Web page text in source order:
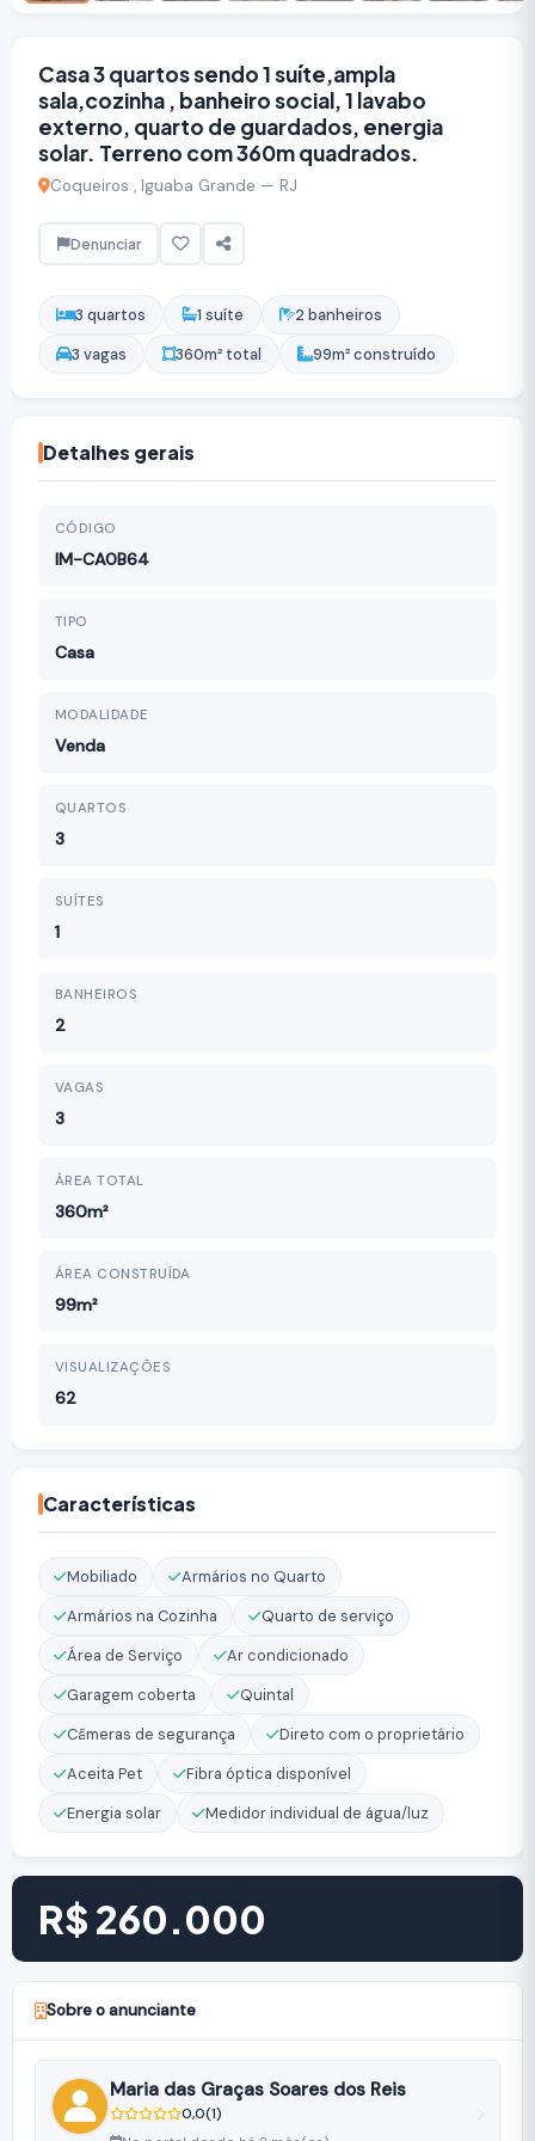
Casa 3 quartos sendo 1 suíte,ampla
sala,cozinha , banheiro social, 1 lavabo
externo, quarto de guardados, energia
solar. Terreno com 360m quadrados.
Coqueiros , Iguaba Grande — RJ
Denunciar
3 quartos 1 suíte
2 banheiros
3 vagas
360m² total 99m² construído
Detalhes gerais
CÓDIGO
IM-CA0B64
TIPO
Casa
MODALIDADE
Venda
QUARTOS
3
SUÍTES
1
BANHEIROS
2
VAGAS
3
ÁREA TOTAL
360m²
ÁREA CONSTRUÍDA
99m²
VISUALIZAÇÕES
62
Características
Mobiliado
Armários no Quarto
Armários na Cozinha
Quarto de serviço
Área de Serviço
Ar condicionado
Garagem coberta
Quintal
Câmeras de segurança
Direto com o proprietário
Aceita Pet
Fibra óptica disponível
Energia solar
Medidor individual de água/luz
R$ 260.000
Sobre o anunciante
Maria das Graças Soares dos Reis
0,0(1)